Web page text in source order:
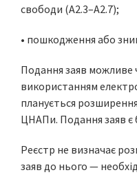
свободи (A2.3–A2.7);
• пошкодження або
Подання заяв можливе
використанням
планується
ЦНАПи. Подання заяв
Реєстр не визначає
заяв до нього —